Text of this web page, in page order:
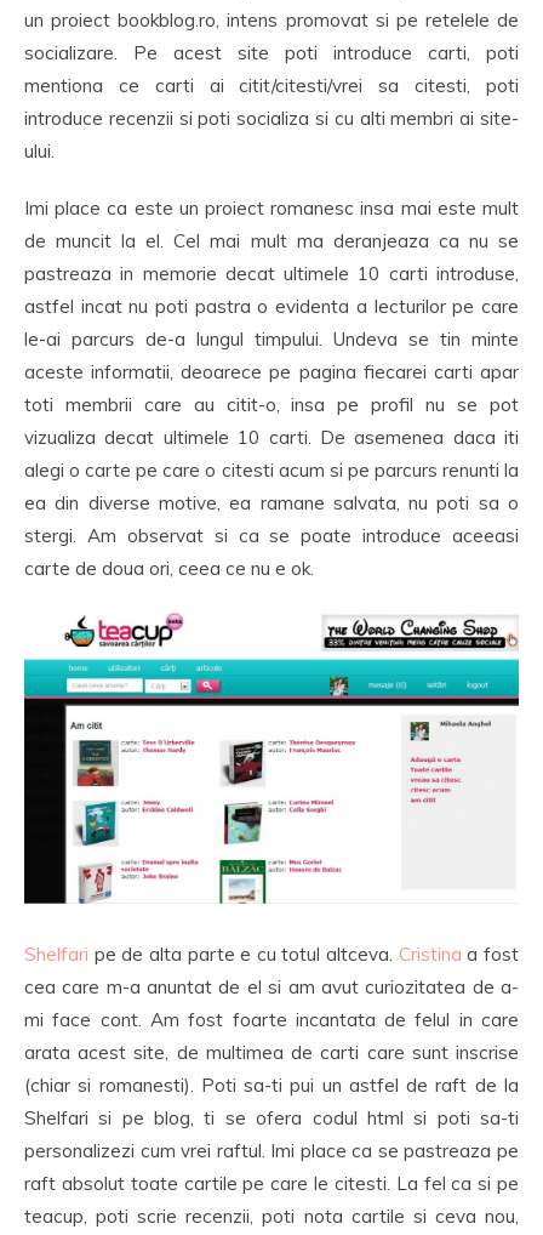
un proiect bookblog.ro, intens promovat si pe retelele de
socializare. Pe acest site poti introduce carti, poti
mentiona ce carti ai citit/citesti/vrei sa citesti, poti
introduce recenzii si poti socializa si cu alti membri ai site-
ului.
Imi place ca este un proiect romanesc insa mai este mult
de muncit la el. Cel mai mult ma deranjeaza ca nu se
pastreaza in memorie decat ultimele 10 carti introduse,
astfel incat nu poti pastra o evidenta a lecturilor pe care
le-ai parcurs de-a lungul timpului. Undeva se tin minte
aceste informatii, deoarece pe pagina fiecarei carti apar
toti membrii care au citit-o, insa pe profil nu se pot
vizualiza decat ultimele 10 carti. De asemenea daca iti
alegi o carte pe care o citesti acum si pe parcurs renunti la
ea din diverse motive, ea ramane salvata, nu poti sa o
stergi. Am observat si ca se poate introduce aceeasi
carte de doua ori, ceea ce nu e ok.
Shelfari pe de alta parte e cu totul altceva. Cristina a fost
cea care m-a anuntat de el si am avut curiozitatea de a-
mi face cont. Am fost foarte incantata de felul in care
arata acest site, de multimea de carti care sunt inscrise
(chiar si romanesti). Poti sa-ti pui un astfel de raft de la
Shelfari si pe blog, ti se ofera codul html si poti sa-ti
personalizezi cum vrei raftul. Imi place ca se pastreaza pe
raft absolut toate cartile pe care le citesti. La fel ca si pe
teacup, poti scrie recenzii, poti nota cartile si ceva nou,